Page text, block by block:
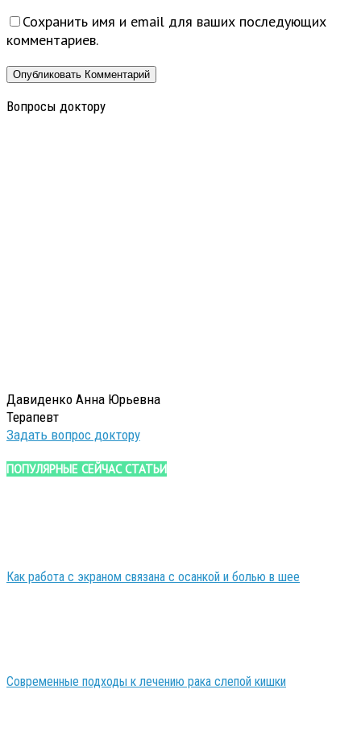
Сохранить имя и email для ваших последующих
комментариев.
Вопросы доктору
Давиденко Анна Юрьевна
Терапевт
Задать вопрос доктору
ПОПУЛЯРНЫЕ СЕЙЧАС СТАТЬИ
Как работа с экраном связана с осанкой и болью в шее
Современные подходы к лечению рака слепой кишки